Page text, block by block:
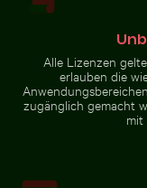
Einsamer Spaziergang
Mueang Strand
Traditionelles
Alle Lizenzen
erlauben die
zugänglich gemacht
mit